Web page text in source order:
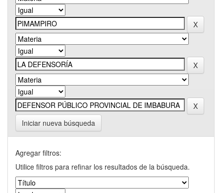
Iniciar nueva búsqueda
Agregar filtros:
Utilice filtros para refinar los resultados de la búsqueda.